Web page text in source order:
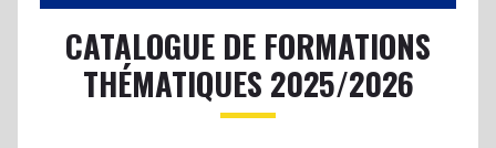
CATALOGUE DE FORMATIONS
THÉMATIQUES 2025/2026